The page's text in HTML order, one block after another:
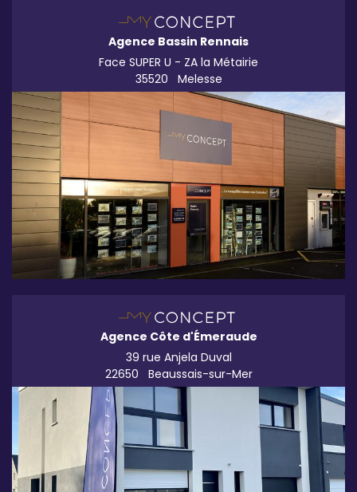
Agence Bassin Rennais
Face SUPER U - ZA la Métairie
35520
Melesse
Agence Côte d'Émeraude
39 rue Anjela Duval
22650
Beaussais-sur-Mer